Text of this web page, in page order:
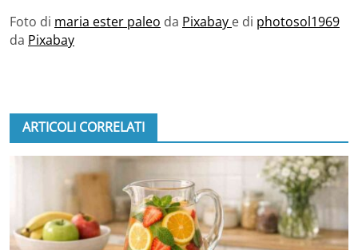
Foto di maria ester paleo da Pixabay e di photosol1969
da Pixabay
ARTICOLI CORRELATI